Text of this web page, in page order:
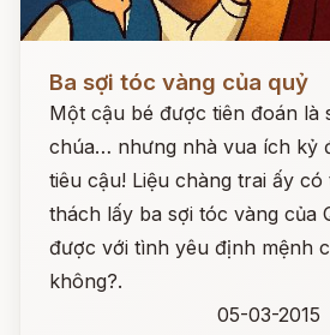
Ba sợi tóc vàng của quỷ
Một cậu bé được tiên đoán là
chúa… nhưng nhà vua ích kỷ
tiêu cậu! Liệu chàng trai ấy
thách lấy ba sợi tóc vàng của
được với tình yêu định mệnh
không?.
05-03-2015